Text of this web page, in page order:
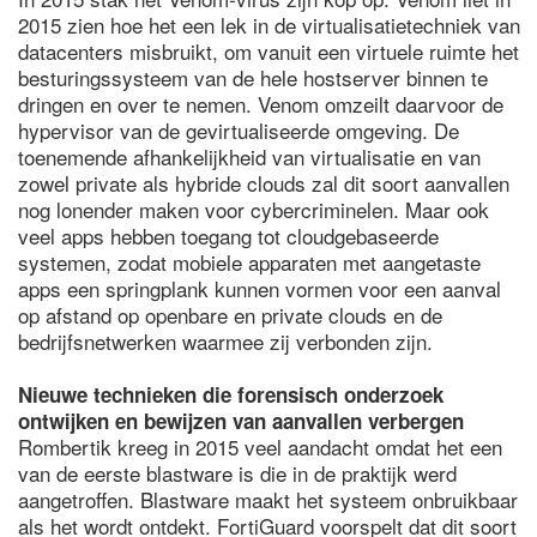
2015 zien hoe het een lek in de virtualisatietechniek van
datacenters misbruikt, om vanuit een virtuele ruimte het
besturingssysteem van de hele hostserver binnen te
dringen en over te nemen. Venom omzeilt daarvoor de
hypervisor van de gevirtualiseerde omgeving. De
toenemende afhankelijkheid van virtualisatie en van
zowel private als hybride clouds zal dit soort aanvallen
nog lonender maken voor cybercriminelen. Maar ook
veel apps hebben toegang tot cloudgebaseerde
systemen, zodat mobiele apparaten met aangetaste
apps een springplank kunnen vormen voor een aanval
op afstand op openbare en private clouds en de
bedrijfsnetwerken waarmee zij verbonden zijn.
Nieuwe technieken die forensisch onderzoek
ontwijken en bewijzen van aanvallen verbergen
Rombertik kreeg in 2015 veel aandacht omdat het een
van de eerste blastware is die in de praktijk werd
aangetroffen. Blastware maakt het systeem onbruikbaar
als het wordt ontdekt. FortiGuard voorspelt dat dit soort